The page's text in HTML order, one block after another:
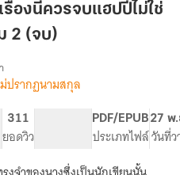
รื่องนี้ควรจบแฮปปี้ไม่ใช่
2 (จบ)
เรื่อง
ก่อน
สิ
เจ้า
ปรากฏนามสกุล
311
ยอดวิว
PDF/EPUB
ประเภทไฟล์
27 พ
วันที่ว